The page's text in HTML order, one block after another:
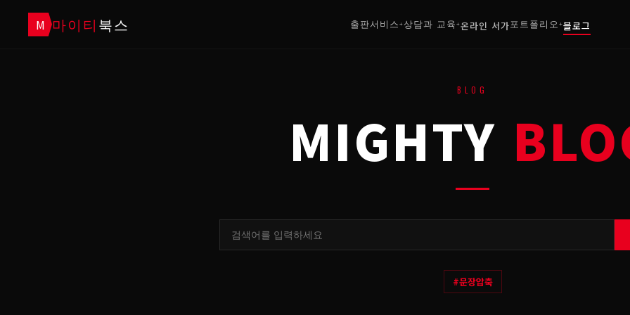
M 마이티 북스 출판서비스 +상담과 교육 +온라인 서가 포트폴리오 +블로그
BLOG
MIGHTY
#문장압축